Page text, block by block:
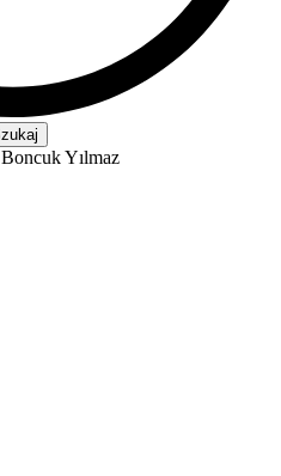
Boncuk Yılmaz